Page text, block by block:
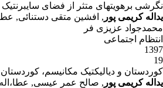
نگرشی برهویتهای متثر از فضای
یداله کریمی پور , افشین متقی دستنائی,
محمدجواد عزیزی فر
انتظام اجتماعی
1397
19
کوردستان و دیالیکتیک مکانیسم،
یداله کریمی پور , صالح عمر عیسی, عطا،اله